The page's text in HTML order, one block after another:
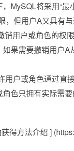
MySQL将采用“
，但用户A又具有
销用户或角色的权
果需要撤销用户
用户或角色通过直
色只拥有实际需
得方法介绍 ]